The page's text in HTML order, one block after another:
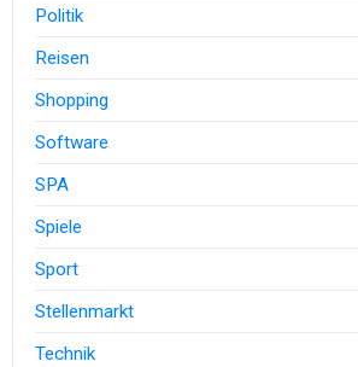
Politik
Reisen
Shopping
Software
SPA
Spiele
Sport
Stellenmarkt
Technik